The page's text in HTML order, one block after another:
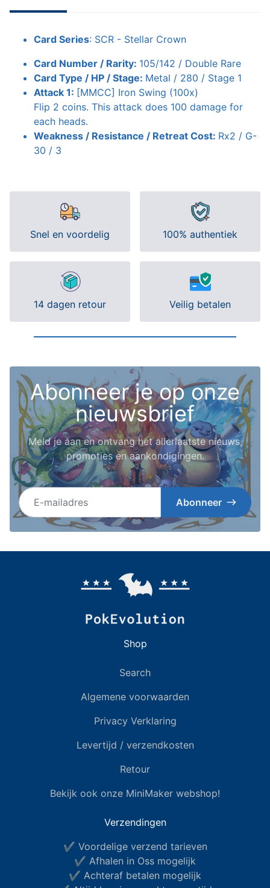
Card Series: SCR - Stellar Crown
Card Number / Rarity: 105/142 / Double Rare
Card Type / HP / Stage: Metal / 280 / Stage 1
Attack 1: [MMCC] Iron Swing (100x)
Flip 2 coins. This attack does 100 damage for
each heads.
Weakness / Resistance / Retreat Cost: Rx2 / G-
30 / 3
Snel en voordelig 100% authentiek
14 dagen retour Veilig betalen
Abonneer je op onze
nieuwsbrief
Meld je aan en ontvang het allerlaatste nieuws,
promoties en aankondigingen.
E-mailadres
Abonneer
Shop
Search
Algemene voorwaarden
Privacy Verklaring
Levertijd / verzendkosten
Retour
Bekijk ook onze MiniMaker webshop!
Verzendingen
✔ Voordelige verzend tarieven
✔ Afhalen in Oss mogelijk
✔ Achteraf betalen mogelijk